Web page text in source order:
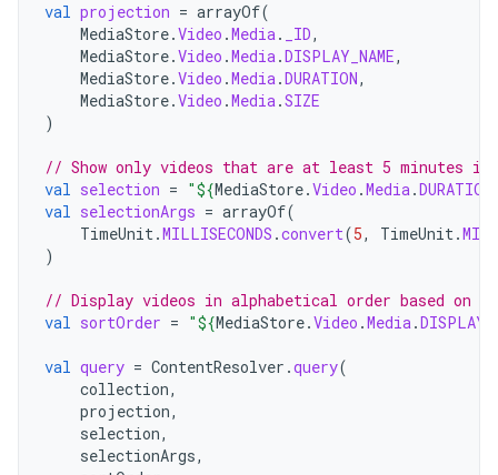
val projection = arrayOf(
MediaStore.Video .Media. _ID,
MediaStore.Video .Media.DISPLAY_NAME,
MediaStore.Video .Media.DURATION,
MediaStore.Video .Media.SIZE
)
// Show only videos that are at least 5 minutes in
val selection = "${MediaStore.Video .Media.DURATION
val selectionArgs = arrayOf(
TimeUnit.MILLISECONDS .convert(5, TimeUnit.
)
// Display videos in alphabetical order based on
val sortOrder = "${MediaStore.Video .Media.
val query = ContentResolver .query(
collection,
projection,
selection,
selectionArgs,